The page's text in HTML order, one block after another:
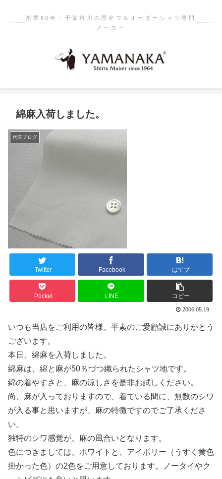
創業60年・千葉市川の国産フルオーダーシャツ専門
メーカー
綿麻入荷しました。
代表ブログ
Twitter Facebook はてブ
Pocket LINE コピー
2006.05.19
いつも当店をご利用の皆様、平素のご愛顧誠にありがとう
ございます。
本日、綿麻を入荷しました。
綿麻は、綿と麻が50％づつ織られたシャツ地です。
綿の着やすさと、麻の涼しさを是非お試しください。
尚、麻が入っておりますので、着ている間に、無数のシワ
が入る事と思いますが、麻の特徴ですのでご了承くださ
い。
独特のシワ感覚が、麻の風合いとなります。
色につきましては、ホワイトと、アイボリー（うすく黄色
掛かった色）の2色をご用意しております。ノータイやク